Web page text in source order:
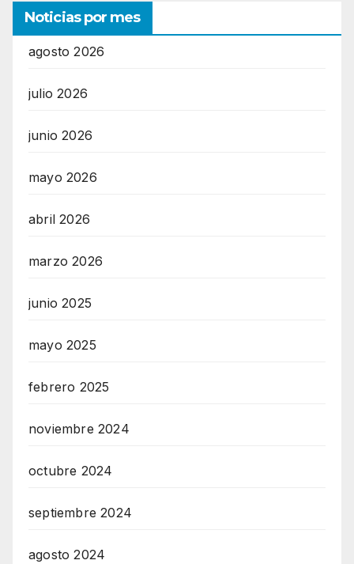
Noticias por mes
agosto 2026
julio 2026
junio 2026
mayo 2026
abril 2026
marzo 2026
junio 2025
mayo 2025
febrero 2025
noviembre 2024
octubre 2024
septiembre 2024
agosto 2024